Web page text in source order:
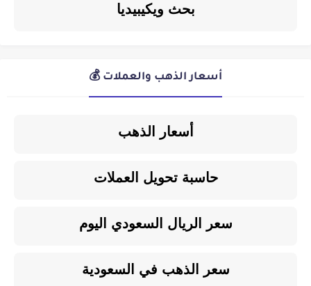
بحث ويكيبيديا
أسعار الذهب والعملات 💰
أسعار الذهب
حاسبة تحويل العملات
سعر الريال السعودي اليوم
سعر الذهب في السعودية